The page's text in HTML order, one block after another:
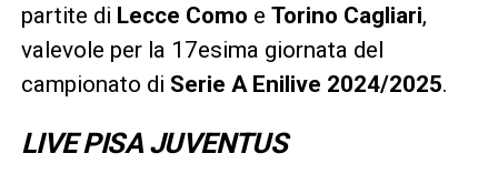
partite di Lecce Como e Torino Cagliari,
valevole per la 17esima giornata del
campionato di Serie A Enilive 2024/2025.
LIVEPISA JUVENTUS